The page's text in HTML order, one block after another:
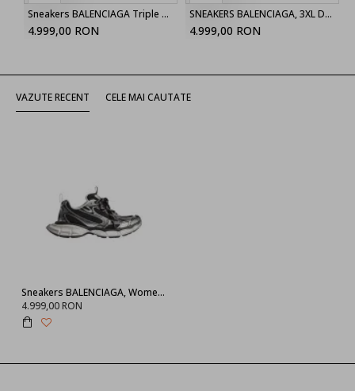
Sneakers BALENCIAGA Triple S, Clear Sole, Women, Beige
4.999,00 RON
SNEAKERS BALENCIAGA, 3XL Design, Grey
4.999,00 RON
VAZUTE RECENT CELE MAI CAUTATE
Sneakers BALENCIAGA, Women's 3xl Sneaker in Black/silver
4.999,00 RON